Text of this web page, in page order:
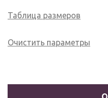
Таблица размеров
Очистить параметры